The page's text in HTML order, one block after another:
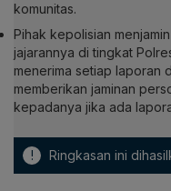
komunitas.
Pihak kepolisian
jajarannya di tingkat
menerima setiap laporan
memberikan jaminan
kepadanya jika ada
! Ringkasan ini